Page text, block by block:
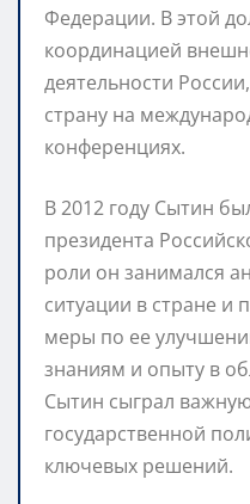
Федерации. В этой
координацией
деятельности
страну на
конференциях.
В 2012 году Сытин
президента
роли он занимался
ситуации в стране и
меры по ее
знаниям и опыту в
Сытин сыграл
государственной
ключевых решений.